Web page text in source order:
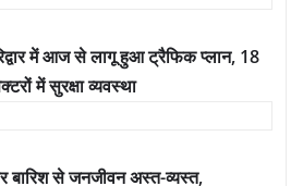
में आज से लागू हुआ ट्रैफिक प्लान, 18
में सुरक्षा व्यवस्था
बारिश से जनजीवन अस्त-व्यस्त,